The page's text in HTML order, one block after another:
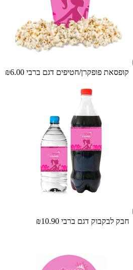
קופסאת פופקרן/חטיפים דגם ברבי ₪6.00
חבק לבקבוק דגם ברבי ₪10.90